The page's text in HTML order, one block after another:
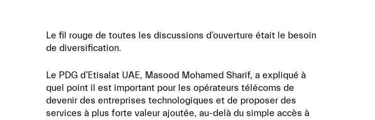
Le fil rouge de toutes les discussions d’ouverture était le besoin
de diversification.
Le PDG d’Etisalat UAE, Masood Mohamed Sharif, a expliqué à
quel point il est important pour les opérateurs télécoms de
devenir des entreprises technologiques et de proposer des
services à plus forte valeur ajoutée, au-delà du simple accès à